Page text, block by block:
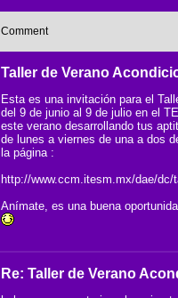
Comment
Taller de Verano
Esta es una invitación para el
del 9 de junio al 9 de julio en el
este verano desarrollando tus
de lunes a viernes de una a dos
la página :
http://www.ccm.itesm.mx/dae/dc/
Anímate, es una buena
Re: Taller de Verano